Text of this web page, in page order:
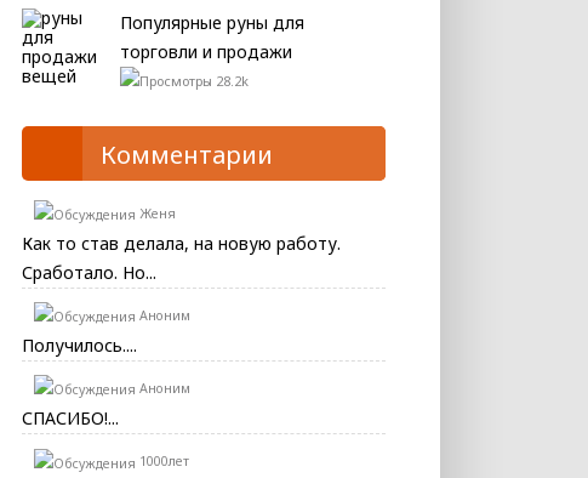
Популярные руны для
торговли и продажи
28.2k
Комментарии
Женя
Как то став делала, на новую работу.
Сработало. Но...
Аноним
Получилось....
Аноним
СПАСИБО!...
1000лет